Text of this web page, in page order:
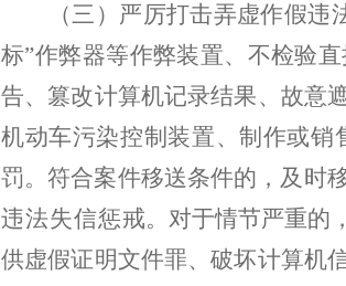
（三）严厉打击弄虚作假违
标”作弊器等作弊装置、不检验
告、篡改计算机记录结果、故意
机动车污染控制装置、制作或销
罚。符合案件移送条件的 ， 及时
违法失信惩戒。对于情节严重的
供虚假证明文件罪、破坏计算机